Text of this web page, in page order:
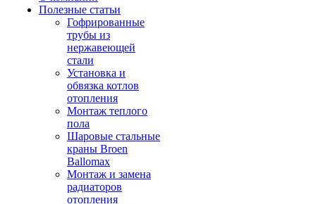
Полезные статьи
Гофрированные
трубы из
нержавеющей
стали
Установка и
обвязка котлов
отопления
Монтаж теплого
пола
Шаровые стальные
краны Broen
Ballomax
Монтаж и замена
радиаторов
отопления